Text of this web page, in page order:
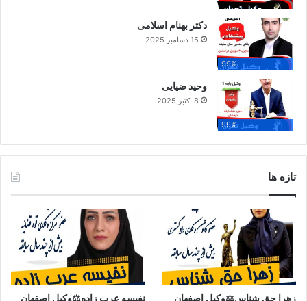
99%
دکتر بهنام اسلامی
15 دسامبر 2025
99%
وحید ضیایی
8 اکتبر 2025
تازه ها
زهرا حق شناس⚖️وکیل اصفهان نفیسه عرب زاده⚖️وکیل اصفهان